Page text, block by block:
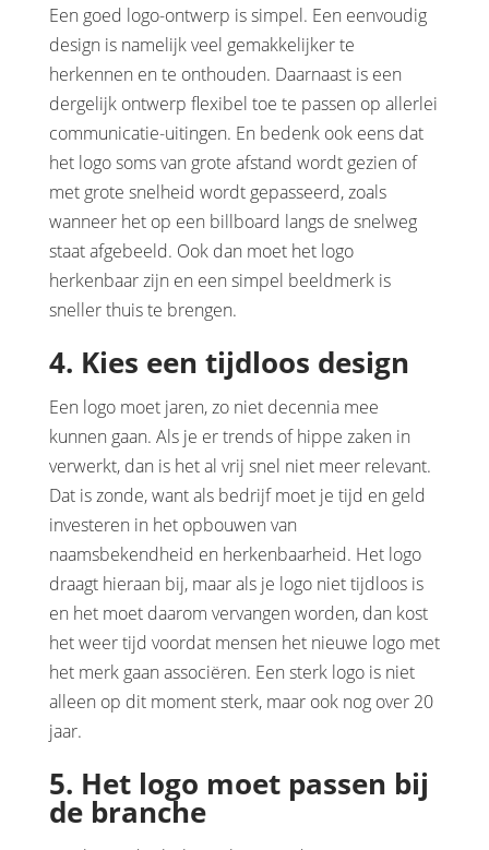
Een goed logo-ontwerp is simpel. Een eenvoudig
design is namelijk veel gemakkelijker te
herkennen en te onthouden. Daarnaast is een
dergelijk ontwerp flexibel toe te passen op allerlei
communicatie-uitingen. En bedenk ook eens dat
het logo soms van grote afstand wordt gezien of
met grote snelheid wordt gepasseerd, zoals
wanneer het op een billboard langs de snelweg
staat afgebeeld. Ook dan moet het logo
herkenbaar zijn en een simpel beeldmerk is
sneller thuis te brengen.
4. Kies een tijdloos design
Een logo moet jaren, zo niet decennia mee
kunnen gaan. Als je er trends of hippe zaken in
verwerkt, dan is het al vrij snel niet meer relevant.
Dat is zonde, want als bedrijf moet je tijd en geld
investeren in het opbouwen van
naamsbekendheid en herkenbaarheid. Het logo
draagt hieraan bij, maar als je logo niet tijdloos is
en het moet daarom vervangen worden, dan kost
het weer tijd voordat mensen het nieuwe logo met
het merk gaan associëren. Een sterk logo is niet
alleen op dit moment sterk, maar ook nog over 20
jaar.
5. Het logo moet passen bij
de branche